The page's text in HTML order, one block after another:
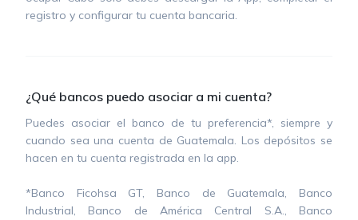
registro y configurar tu cuenta bancaria.
¿Qué bancos puedo asociar a mi cuenta?
Puedes asociar el banco de tu preferencia*, siempre y
cuando sea una cuenta de Guatemala. Los depósitos se
hacen en tu cuenta registrada en la app.
*Banco Ficohsa GT, Banco de Guatemala, Banco
Industrial, Banco de América Central S.A., Banco